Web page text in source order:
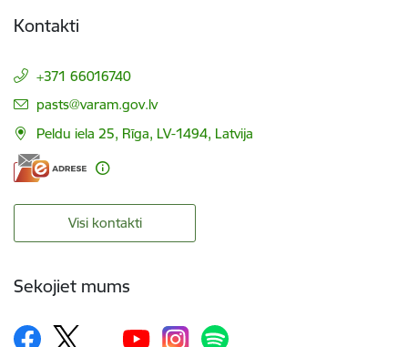
Kontakti
+371 66016740
E-pasts:
pasts@varam.gov.lv
Peldu iela 25, Rīga, LV-1494, Latvija
Visi kontakti
Sekojiet mums